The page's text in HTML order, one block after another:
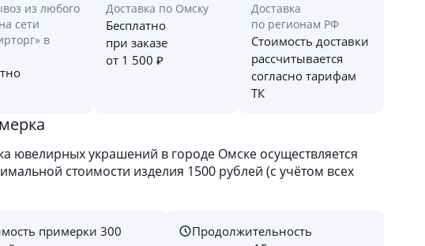
из любого
сети
в
Доставка по Омску
Бесплатно
при заказе
от 1 500 ₽
Доставка
по регионам РФ
Стоимость доставки
рассчитывается
согласно тарифам
ТК
ювелирных украшений в городе Омске осуществляется
стоимости изделия 1500 рублей (с учётом всех
примерки 300
Продолжительность